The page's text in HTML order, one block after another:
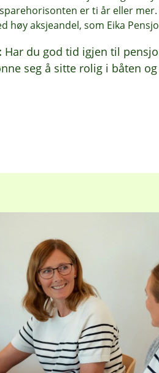
er ti år eller
høy aksjeandel, som Eika
Har du god tid igjen til
seg å sitte rolig i båten